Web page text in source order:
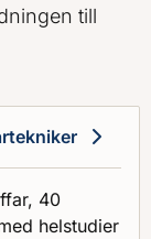
till
40
helstudier